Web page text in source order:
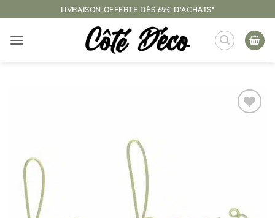
au
contenu
LIVRAISON OFFERTE DÈS 69€ D'ACHATS*